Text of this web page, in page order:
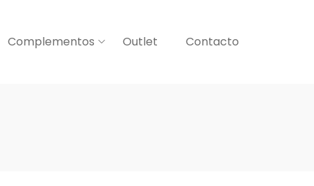
Complementos Outlet Contacto